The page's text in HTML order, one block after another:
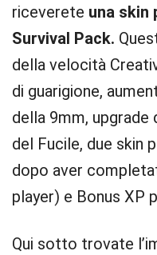
riceverete una skin
Survival Pack.
della velocità
di guarigione,
della 9mm, upgrade
del Fucile, due skin
dopo aver
player) e Bonus XP
Qui sotto trovate